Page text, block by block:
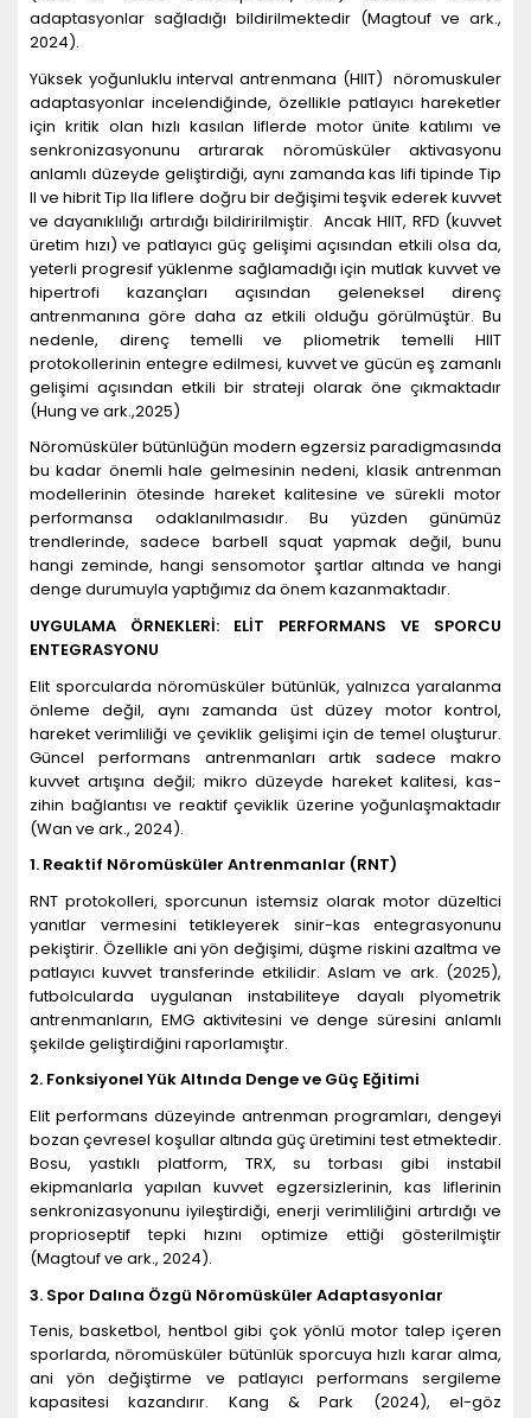
adaptasyonlar sağladığı bildirilmektedir (Magtouf ve ark.,
2024).
Yüksek yoğunluklu interval antrenmana (HIIT) nöromuskuler
adaptasyonlar incelendiğinde, özellikle patlayıcı hareketler
için kritik olan hızlı kasılan liflerde motor ünite katılımı ve
senkronizasyonunu artırarak nöromüsküler aktivasyonu
anlamlı düzeyde geliştirdiği, aynı zamanda kas lifi tipinde Tip
II ve hibrit Tip IIa liflere doğru bir değişimi teşvik ederek kuvvet
ve dayanıklılığı artırdığı bildiririlmiştir. Ancak HIIT, RFD (kuvvet
üretim hızı) ve patlayıcı güç gelişimi açısından etkili olsa da,
yeterli progresif yüklenme sağlamadığı için mutlak kuvvet ve
hipertrofi kazançları açısından geleneksel direnç
antrenmanına göre daha az etkili olduğu görülmüştür. Bu
nedenle, direnç temelli ve pliometrik temelli HIIT
protokollerinin entegre edilmesi, kuvvet ve gücün eş zamanlı
gelişimi açısından etkili bir strateji olarak öne çıkmaktadır
(Hung ve ark.,2025)
Nöromüsküler bütünlüğün modern egzersiz paradigmasında
bu kadar önemli hale gelmesinin nedeni, klasik antrenman
modellerinin ötesinde hareket kalitesine ve sürekli motor
performansa odaklanılmasıdır. Bu yüzden günümüz
trendlerinde, sadece barbell squat yapmak değil, bunu
hangi zeminde, hangi sensomotor şartlar altında ve hangi
denge durumuyla yaptığımız da önem kazanmaktadır.
UYGULAMA ÖRNEKLERİ: ELİT PERFORMANS VE SPORCU
ENTEGRASYONU
Elit sporcularda nöromüsküler bütünlük, yalnızca yaralanma
önleme değil, aynı zamanda üst düzey motor kontrol,
hareket verimliliği ve çeviklik gelişimi için de temel oluşturur.
Güncel performans antrenmanları artık sadece makro
kuvvet artışına değil; mikro düzeyde hareket kalitesi, kas-
zihin bağlantısı ve reaktif çeviklik üzerine yoğunlaşmaktadır
(Wan ve ark., 2024).
1. Reaktif Nöromüsküler Antrenmanlar (RNT)
RNT protokolleri, sporcunun istemsiz olarak motor düzeltici
yanıtlar vermesini tetikleyerek sinir-kas entegrasyonunu
pekiştirir. Özellikle ani yön değişimi, düşme riskini azaltma ve
patlayıcı kuvvet transferinde etkilidir. Aslam ve ark. (2025),
futbolcularda uygulanan instabiliteye dayalı plyometrik
antrenmanların, EMG aktivitesini ve denge süresini anlamlı
şekilde geliştirdiğini raporlamıştır.
2. Fonksiyonel Yük Altında Denge ve Güç Eğitimi
Elit performans düzeyinde antrenman programları, dengeyi
bozan çevresel koşullar altında güç üretimini test etmektedir.
Bosu, yastıklı platform, TRX, su torbası gibi instabil
ekipmanlarla yapılan kuvvet egzersizlerinin, kas liflerinin
senkronizasyonunu iyileştirdiği, enerji verimliliğini artırdığı ve
proprioseptif tepki hızını optimize ettiği gösterilmiştir
(Magtouf ve ark., 2024).
3. Spor Dalına Özgü Nöromüsküler Adaptasyonlar
Tenis, basketbol, hentbol gibi çok yönlü motor talep içeren
sporlarda, nöromüsküler bütünlük sporcuya hızlı karar alma,
ani yön değiştirme ve patlayıcı performans sergileme
kapasitesi kazandırır. Kang & Park (2024), el-göz